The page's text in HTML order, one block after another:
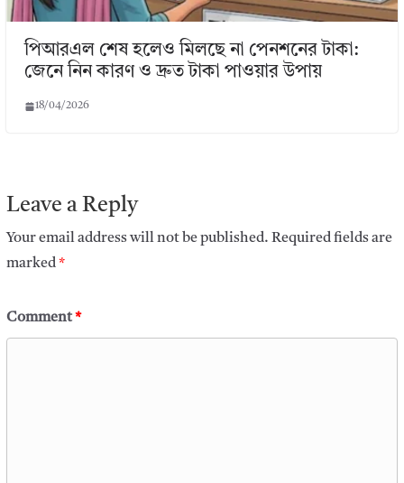
পিআরএল শেষ হলেও মিলছে না পেনশনের টাকা:
জেনে নিন কারণ ও দ্রুত টাকা পাওয়ার উপায়
18/04/2026
Leave a Reply
Your email address will not be published. Required fields are
marked*
Comment*